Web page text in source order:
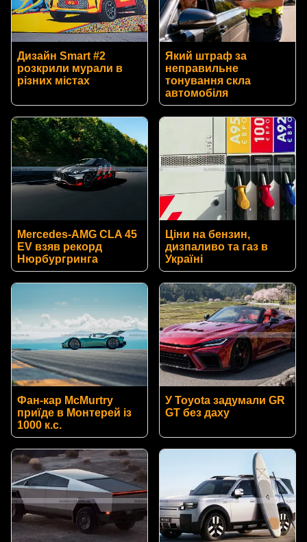
Дизайн Smart #2
розкрили мурали в
різних містах
Який штраф за
неправильне
тонування скла
автомобіля
Mercedes-AMG CLA 45
EV взяв рекорд
Нюрбургринга
Ціни на бензин,
дизпаливо та газ в
Україні
Фан-кар McMurtry
приїде в Монтерей із
1000 к.с.
У Toyota задумали GR
GT без даху